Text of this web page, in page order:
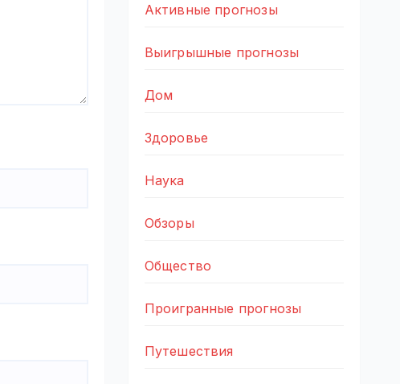
Активные прогнозы
Выигрышные прогнозы
Дом
Здоровье
Наука
Обзоры
Общество
Проигранные прогнозы
Путешествия